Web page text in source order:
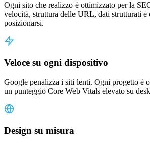
Ogni sito che realizzo è ottimizzato per la
velocità, struttura delle URL, dati strutturati e
posizionarsi.
Veloce su ogni dispositivo
Google penalizza i siti lenti. Ogni progetto è
un punteggio Core Web Vitals elevato su
Design su misura